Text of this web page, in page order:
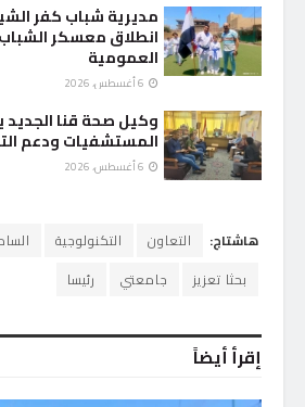
مديرية شباب كفر
انطلاق معسكر
العمومية
وكيل صحة قنا
المستشفيات ودعم
هاشتاج: التعاون التكنولوجية
بحثا تعزيز
جامعتي رئيسا
إقرأ أيضاً